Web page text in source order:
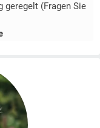
(Fragen Sie